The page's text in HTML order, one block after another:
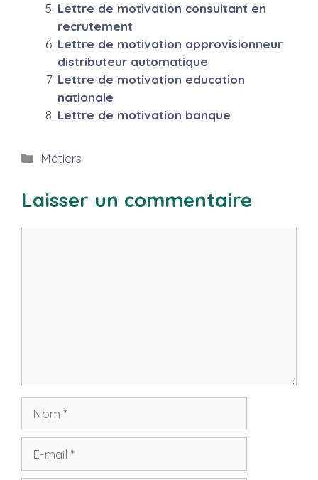
Lettre de motivation consultant en
recrutement
Lettre de motivation approvisionneur
distributeur automatique
Lettre de motivation education
nationale
Lettre de motivation banque
Catégories
Métiers
Laisser un commentaire
mail